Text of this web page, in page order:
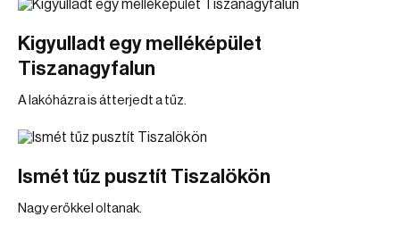
Kigyulladt egy melléképület
Tiszanagyfalun
A lakóházra is átterjedt a tűz.
Ismét tűz pusztít Tiszalökön
Nagy erőkkel oltanak.